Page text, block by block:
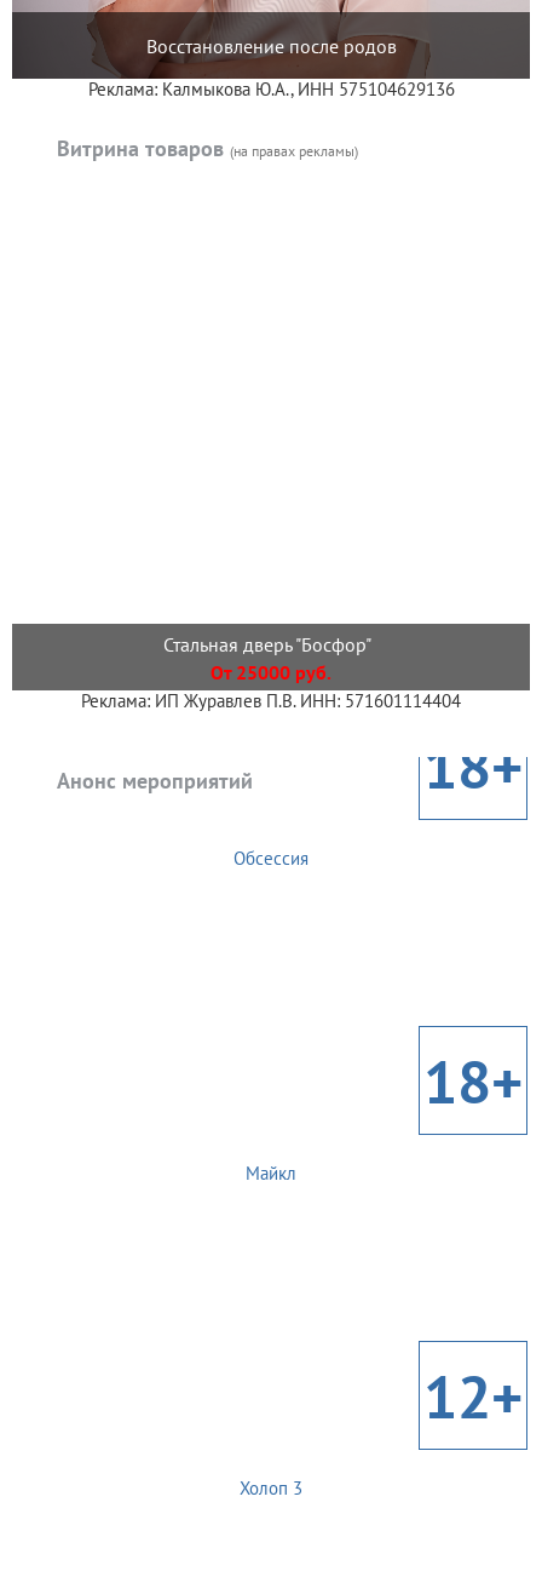
Восстановление после родов
Реклама: Калмыкова Ю.А., ИНН 575104629136
Витрина товаров (на правах рекламы)
Стальная дверь "Босфор"
От 25000 руб.
Реклама: ИП Журавлев П.В. ИНН: 571601114404
Анонс мероприятий 18+
Обсессия
18+
Майкл
12+
Холоп 3